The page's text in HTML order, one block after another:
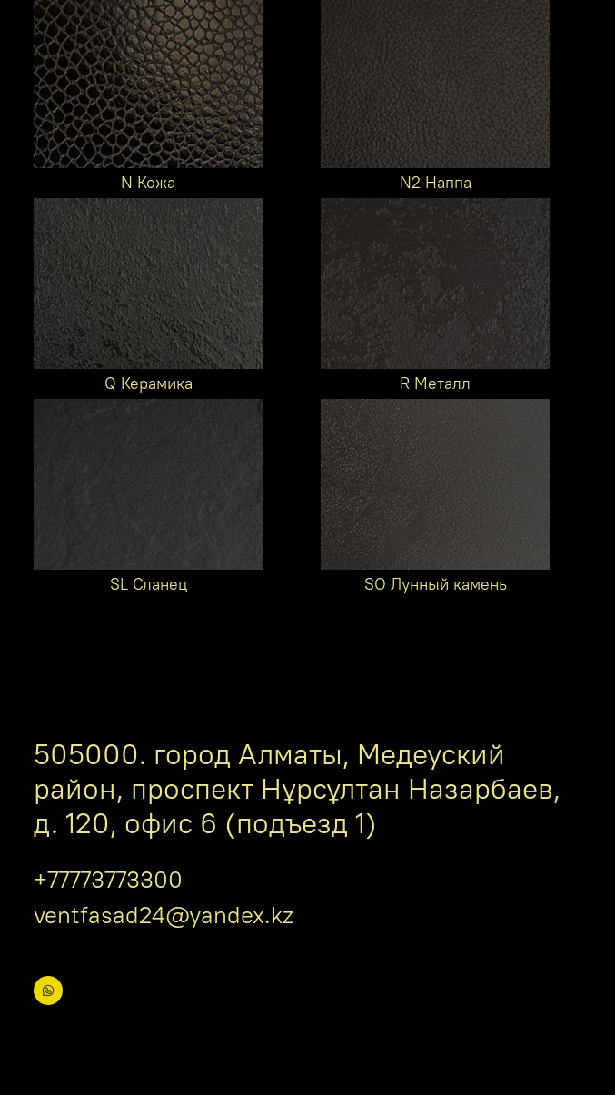
N Кожа N2 Наппа
Q Керамика R Металл
SL Сланец SO Лунный камень
505000. город Алматы, Медеуский
район, проспект Нұрсұлтан Назарбаев,
д. 120, офис 6 (подъезд 1)
+77773773300
ventfasad24@yandex.kz